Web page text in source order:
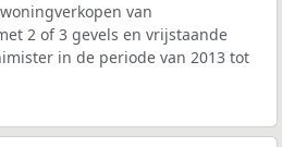
van
2 of 3 gevels en vrijstaande
in de periode van 2013 tot